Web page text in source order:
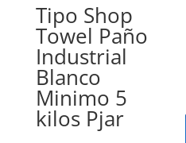
Tipo Shop
Towel Paño
Industrial
Blanco
Minimo 5
kilos Pjar